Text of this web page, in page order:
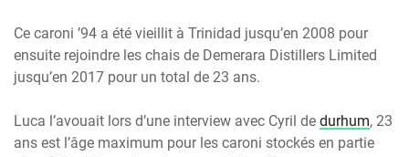
Ce caroni ’94 a été vieillit à Trinidad jusqu’en 2008 pour
ensuite rejoindre les chais de Demerara Distillers Limited
jusqu’en 2017 pour un total de 23 ans.
Luca l’avouait lors d’une interview avec Cyril de durhum, 23
ans est l’âge maximum pour les caroni stockés en partie